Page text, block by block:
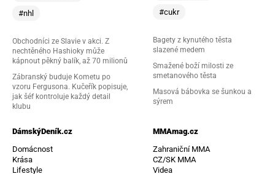
#nhl
Obchodníci ze Slavie v akci. Z
nechtěného Hashioky může
kápnout pěkný balík, až 70 milionů
Zábranský buduje Kometu po
vzoru Fergusona. Kučeřík popisuje,
jak šéf kontroluje každý detail
klubu
#cukr
Bagety z kynutého těsta
slazené medem
Smažené boží milosti ze
smetanového těsta
Masová bábovka se šunkou a
sýrem
DámskýDeník.cz
Domácnost
Krása
Lifestyle
MMAmag.cz
Zahraniční MMA
CZ/SK MMA
Videa